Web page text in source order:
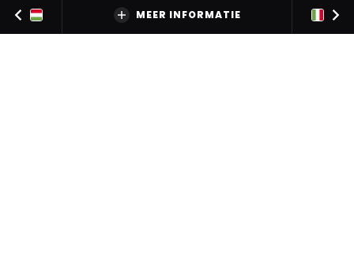
MEER INFORMATIE